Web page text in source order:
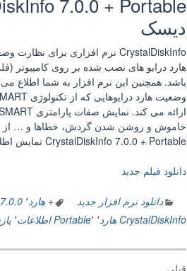
دیسک
هارد درایو های نصب شده بر روی کامپیوتر
باشد. همچنین این نرم افزار به شما
خاموش و روشن شدن گردش، خطاها و … از
CrystalDiskInfo 7.0.0 + Portable نمایش اطلاعات و مشخصات هارد دیسک
دانلود فیلم جدید
دانلود نرم افزار جدید + هارد٬ 7.0.0 دیسک
CrystalDiskInfo هارد
٬ Portable٬ اطلاعات٬
راهبری
قبلی